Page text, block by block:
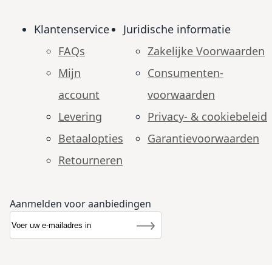
Klantenservice
FAQs
Mijn
account
Levering
Betaalopties
Retourneren
Juridische informatie
Zakelijke Voorwaarden
Consumenten­
voorwaarden
Privacy- & cookiebeleid
Garantie­voorwaarden
Aanmelden voor aanbiedingen
Nieuwsbrief
Inschrijven